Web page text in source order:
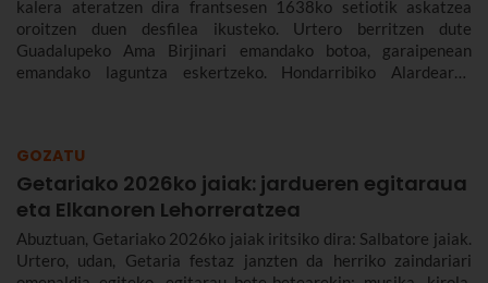
kalera ateratzen dira frantsesen 1638ko setiotik askatzea
oroitzen duen desfilea ikusteko. Urtero berritzen dute
Guadalupeko Ama Birjinari emandako botoa, garaipenean
emandako laguntza eskertzeko. Hondarribiko Alardearen
GOZATU
Getariako 2026ko jaiak: jardueren egitaraua
eta Elkanoren Lehorreratzea
Abuztuan, Getariako 2026ko jaiak iritsiko dira: Salbatore jaiak.
Urtero, udan, Getaria festaz janzten da herriko zaindariari